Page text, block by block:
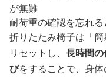
が無難
耐荷重の確認を忘れ
折りたたみ椅子は「
リセットし、 長時間
びをすることで、身体